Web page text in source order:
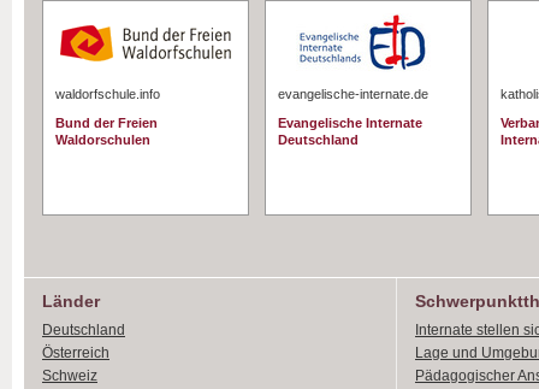
waldorfschule.info
Bund der Freien
Waldorschulen
evangelische-internate.de
Evangelische Internate
Deutschland
Länder
Deutschland
Österreich
Schweiz
Internate stellen
Lage und
Pädagogischer